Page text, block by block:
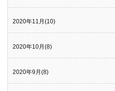
2020年11月(10)
2020年10月(8)
2020年9月(8)